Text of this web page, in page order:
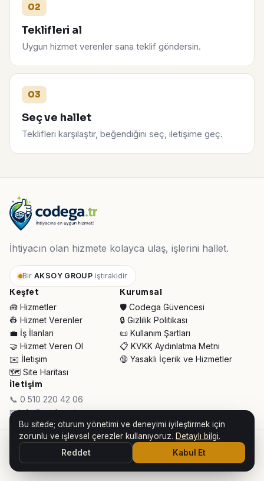
02
Teklifleri al
Uygun hizmet verenler sana teklif göndersin.
03
Seç ve hallet
Teklifleri karşılaştır, beğendiğini seç, iletişime geç.
İhtiyacın olan hizmete kolayca ulaş, işlerini hallet.
Bir AKSOY GROUP iştirakidir
Keşfet
🧰 Hizmetler
👷 Hizmet Verenler
💼 İş İlanları
🤝 Hizmet Veren Ol
✉️ İletişim
🗺️ Site Haritası
Kurumsal
🛡️ Codega Güvencesi
🔒 Gizlilik Politikası
📜 Kullanım Şartları
📋 KVKK Aydınlatma Metni
🔞 Yasaklı İçerik ve Hizmetler
İletişim
📞 0 510 220 42 06
✉ info@codega.tr
© 2026 Codega Hizmet Pazaryeri ·
AKSOY GROUP iştirakidir
👥 Toplam Ziyaretçi: 34.372 · Bugün:724
Bu sitede; oturum yönetimi ve deneyimi iyileştirmek için
zorunlu ve işlevsel çerezler kullanıyoruz. Detaylı bilgi.
Reddet
Kabul Et